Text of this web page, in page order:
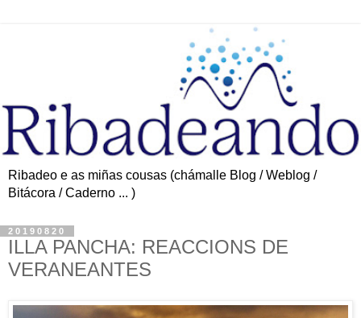
Ribadeo e as miñas cousas (chámalle Blog / Weblog /
Bitácora / Caderno ... )
20190820
ILLA PANCHA: REACCIONS DE
VERANEANTES